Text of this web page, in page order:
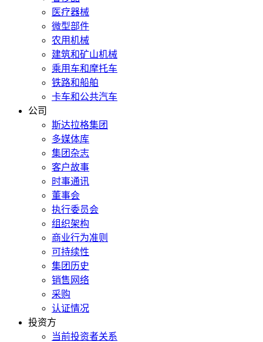
医疗器械
微型部件
农用机械
建筑和矿山机械
乘用车和摩托车
铁路和船舶
卡车和公共汽车
公司
斯达拉格集团
多媒体库
集团杂志
客户故事
时事通讯
董事会
执行委员会
组织架构
商业行为准则
可持续性
集团历史
销售网络
采购
认证情况
投资方
当前投资者关系